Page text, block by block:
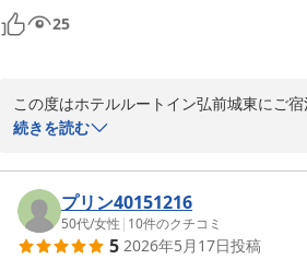
ホテルルートイン弘前城東
近くに食事出来る所もたくさんあり、また
25
この度はホテルルートイン弘前城東にご
とうございます。また温かいご感想をお寄
朝食の無料サービスやお味噌汁のお味に
と、
大変嬉しく励みになります。
続きを読む
プリン40151216
50代/女性 | 10件のクチコミ
5 2026年5月17日投稿